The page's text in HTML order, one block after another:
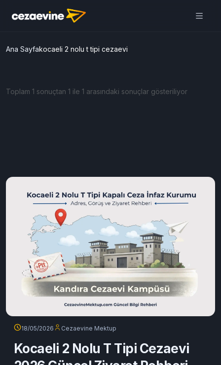
Ana Sayfakocaeli 2 nolu t tipi cezaevi
Toplam 1 sonuçtan 1 ile 1 arasındaki sonuçlar gösteriliyor
18/05/2026 Cezaevine Mektup
Kocaeli 2 Nolu T Tipi Cezaevi